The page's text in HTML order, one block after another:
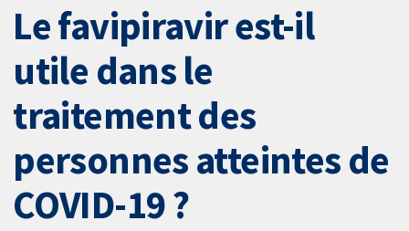
Le favipiravir est-il
utile dans le
traitement des
personnes atteintes de
COVID-19 ?